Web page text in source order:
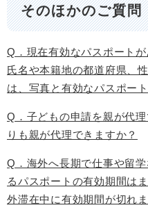
そのほかのご質問
Q．現在有効なパスポート
氏名や本籍地の都道府県、
は、写真と有効なパスポー
Q．子どもの申請を親が代
りも親が代理できますか？
Q．海外へ長期で仕事や留
るパスポートの有効期間は
外滞在中に有効期間が切れ